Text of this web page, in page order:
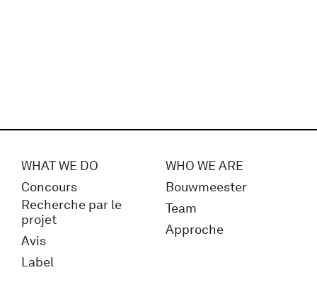
WHAT WE DO
Concours
Recherche par le
projet
Avis
Label
WHO WE ARE
Bouwmeester
Team
Approche